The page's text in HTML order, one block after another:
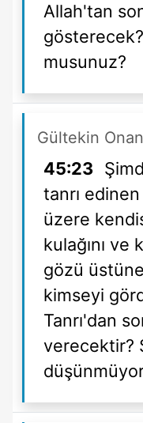
Allah'tan
musunuz?
Gültekin Onan
45:23
tanrı edinen
üzere
kulağını
gözü
kimseyi
Tanrı'dan
verecektir?